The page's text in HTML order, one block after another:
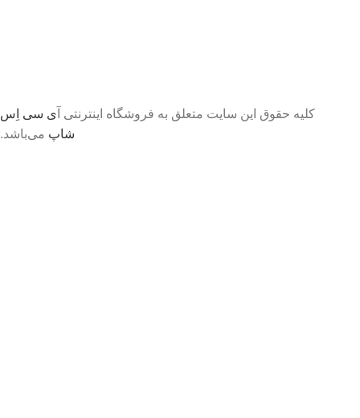
کلیه حقوق این سایت متعلق به فروشگاه اینترنتی آ ی سی اِس
شاپ می‌باشد.